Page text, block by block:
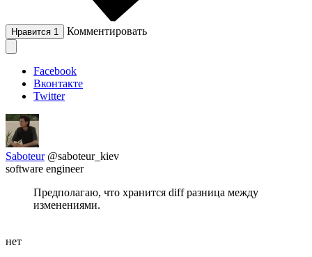
Нравится 1 Комментировать
Facebook
Вконтакте
Twitter
Saboteur @saboteur_kiev
software engineer
Предполагаю, что хранится diff разница между
изменениями.
нет